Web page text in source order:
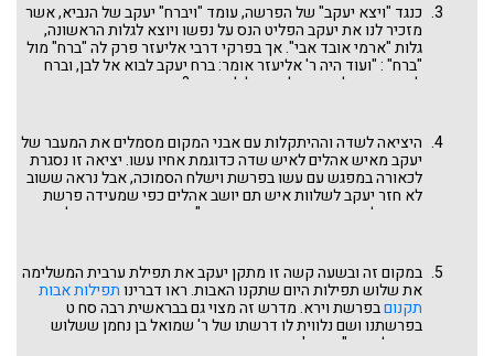
כנגד "ויצא יעקב" של הפרשה, עומד "ויברח" יעקב של הנביא, אשר
מזכיר לנו את יעקב הפליט הנס על נפשו ויוצא לגלות הראשונה,
גלות "ארמי אובד אבי". אך בפרקי דרבי אליעזר פרק לה "ברח" מול
"ברח" : "ועוד היה ר' אליעזר אומר: ברח יעקב לבוא אל לבן, וברח
לצאת מפני לבן. ברח לבוא אל לבן מניין? שנאמר: ויברח יעקב שדה
היציאה לשדה וההיתקלות עם אבני המקום מסמלים את המעבר של
יעקב מאיש אהלים לאיש שדה כדוגמת אחיו עשו. יציאה זו נסגרת
לכאורה במפגש עם עשו בפרשת וישלח הסמוכה, אבל נראה ששוב
לא חזר יעקב לשלוות איש תם יושב אהלים כפי שמעידה פרשת
וישב וכל הפרשות עד סוף הספר. עפ"י מדרש תנחומא וישלח סימן י
ואנחנו הפעם בכיוון הפיוט.
במקום זה ובשעה קשה זו מתקן יעקב את תפילת ערבית המשלימה
את שלוש תפילות היום שתקנו האבות. ראו דברינותפילות אבות
תקנוםבפרשת וירא. מדרש זה מצוי גם בבראשית רבה סח ט
בפרשתנו ושם נלווית לו דרשתו של ר' שמואל בן נחמן ששלוש
התפילות הן "כנגד ג' פעמים שהיום משתנה. בערבית צריך אדם